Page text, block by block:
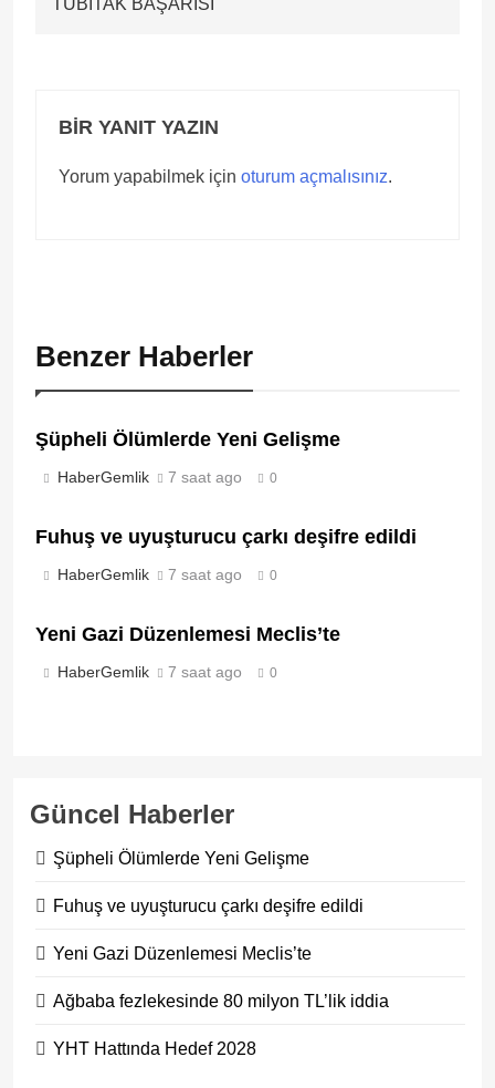
TÜBİTAK BAŞARISI
BIR YANIT YAZIN
Yorum yapabilmek için oturum açmalısınız.
Benzer Haberler
Şüpheli Ölümlerde Yeni Gelişme
HaberGemlik 7 saat ago 0
Fuhuş ve uyuşturucu çarkı deşifre edildi
HaberGemlik 7 saat ago 0
Yeni Gazi Düzenlemesi Meclis’te
HaberGemlik 7 saat ago 0
Güncel Haberler
Şüpheli Ölümlerde Yeni Gelişme
Fuhuş ve uyuşturucu çarkı deşifre edildi
Yeni Gazi Düzenlemesi Meclis’te
Ağbaba fezlekesinde 80 milyon TL’lik iddia
YHT Hattında Hedef 2028